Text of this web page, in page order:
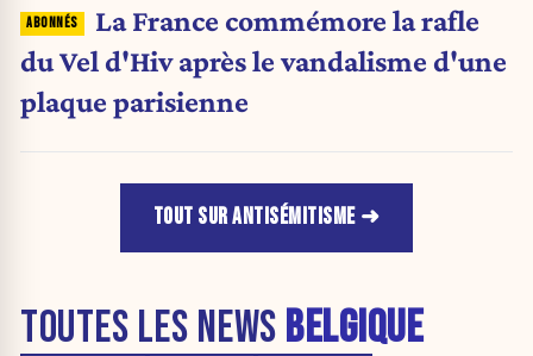
La France commémore la rafle
du Vel d'Hiv après le vandalisme d'une
plaque parisienne
TOUT SUR ANTISÉMITISME
TOUTES LES NEWS BELGIQUE